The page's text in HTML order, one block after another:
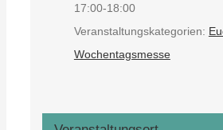
17:00-18:00
Veranstaltungskategorien:
Wochentagsmesse